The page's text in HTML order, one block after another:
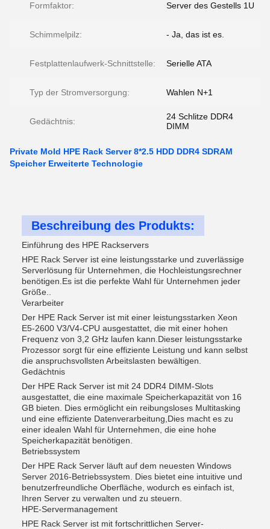
Formfaktor: Server des Gestells 1U
Schimmelpilz: - Ja, das ist es.
Festplattenlaufwerk-Schnittstelle: Serielle ATA
Typ der Stromversorgung: Wahlen N+1
Gedächtnis:
24 Schlitze DDR4
DIMM
Private Mold HPE Rack Server 8*2.5 HDD DDR4 SDRAM
Speicher Erweiterte Technologie
Beschreibung des Produkts:
Einführung des HPE Rackservers
HPE Rack Server ist eine leistungsstarke und zuverlässige
Serverlösung für Unternehmen, die Hochleistungsrechner
benötigen.Es ist die perfekte Wahl für Unternehmen jeder
Größe..
Verarbeiter
Der HPE Rack Server ist mit einer leistungsstarken Xeon
E5-2600 V3/V4-CPU ausgestattet, die mit einer hohen
Frequenz von 3,2 GHz laufen kann.Dieser leistungsstarke
Prozessor sorgt für eine effiziente Leistung und kann selbst
die anspruchsvollsten Arbeitslasten bewältigen.
Gedächtnis
Der HPE Rack Server ist mit 24 DDR4 DIMM-Slots
ausgestattet, die eine maximale Speicherkapazität von 16
GB bieten. Dies ermöglicht ein reibungsloses Multitasking
und eine effiziente Datenverarbeitung,Dies macht es zu
einer idealen Wahl für Unternehmen, die eine hohe
Speicherkapazität benötigen.
Betriebssystem
Der HPE Rack Server läuft auf dem neuesten Windows
Server 2016-Betriebssystem. Dies bietet eine intuitive und
benutzerfreundliche Oberfläche, wodurch es einfach ist,
Ihren Server zu verwalten und zu steuern.
HPE-Servermanagement
HPE Rack Server ist mit fortschrittlichen Server-